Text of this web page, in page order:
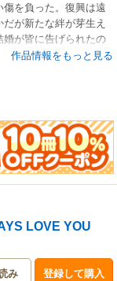
を負った。復興は遠
が新たな絆が芽生え
が皆に告げられたの
作品情報をもっと見る
LOVE YOU
み 登録して購入